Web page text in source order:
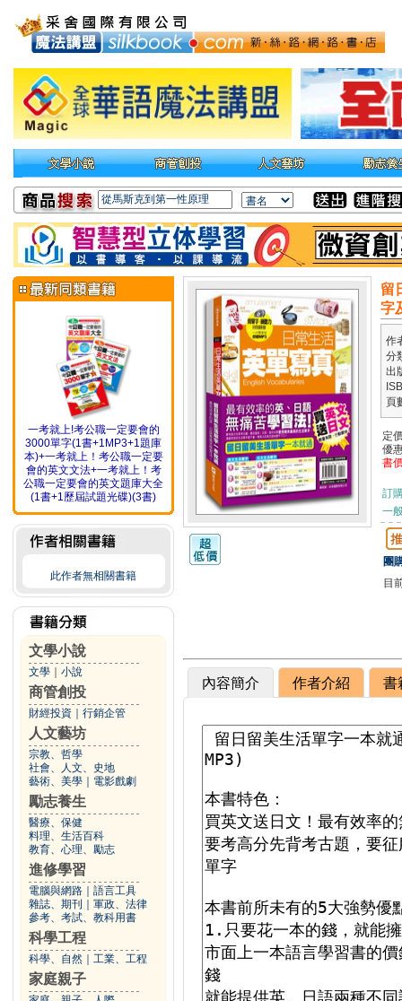
一考就上!考公職一定要會的
3000單字(1書+1MP3+1題庫
本)+一考就上！考公職一定要
會的英文文法+一考就上！考
公職一定要會的英文題庫大全
(1書+1歷屆試題光碟)(3書)
此作者無相關書籍
文學小說
文學 小說
商管創投
財經投資 行銷企管
人文藝坊
宗教、哲學
社會、人文、史地
藝術、美學
電影戲劇
勵志養生
醫療、保健
料理、生活百科
教育、心理、勵志
進修學習
電腦與網路
語言工具
雜誌、期刊
軍政、法律
參考、考試、教科用書
科學工程
科學、自然 工業、工程
家庭親子
留
字
作
分
出
頁
定
優
書
訂
一
團
目
內容簡介 作者介紹 書